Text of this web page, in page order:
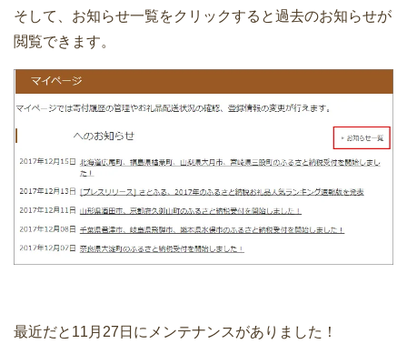
そして、お知らせ一覧をクリックすると過去のお知らせが
閲覧できます。
最近だと11月27日にメンテナンスがありました！